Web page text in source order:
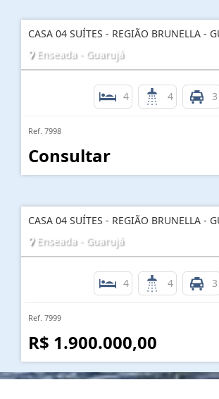
CASA 04 SUÍTES - REGIÃO BRUNELLA -
Enseada - Guarujá
4 4 3
Ref. 7998
Consultar
CASA 04 SUÍTES - REGIÃO BRUNELLA -
Enseada - Guarujá
4 4 3
Ref. 7999
R$ 1.900.000,00